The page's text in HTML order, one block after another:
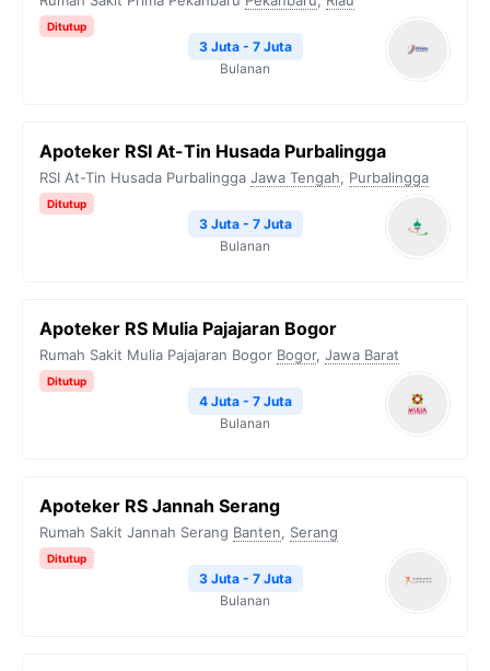
Ditutup
3 Juta - 7 Juta
Bulanan
Apoteker RSI At-Tin Husada Purbalingga
RSI At-Tin Husada Purbalingga Jawa Tengah, Purbalingga
Ditutup
3 Juta - 7 Juta
Bulanan
Apoteker RS Mulia Pajajaran Bogor
Rumah Sakit Mulia Pajajaran Bogor Bogor, Jawa Barat
Ditutup
4 Juta - 7 Juta
Bulanan
Apoteker RS Jannah Serang
Rumah Sakit Jannah Serang Banten, Serang
Ditutup
3 Juta - 7 Juta
Bulanan